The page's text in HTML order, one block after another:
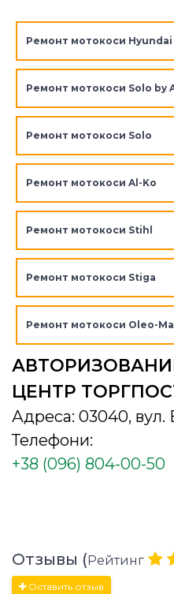
Ремонт мотокоси Hyundai
Ремонт мотокоси Solo by
Ремонт мотокоси Solo
Ремонт мотокоси Al-Ko
Ремонт мотокоси Stihl
Ремонт мотокоси Stiga
Ремонт мотокоси Oleo-
ЦЕНТР
Адреса: 03040, вул.
Телефони:
+38 (096) 804-00-50
Отзывы (Рейтинг
Оставить отзыв